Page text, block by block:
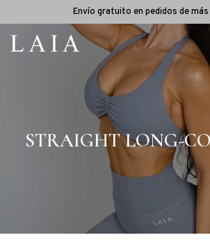
Envío gratuito en pedidos de
STRAIGHT LONG-